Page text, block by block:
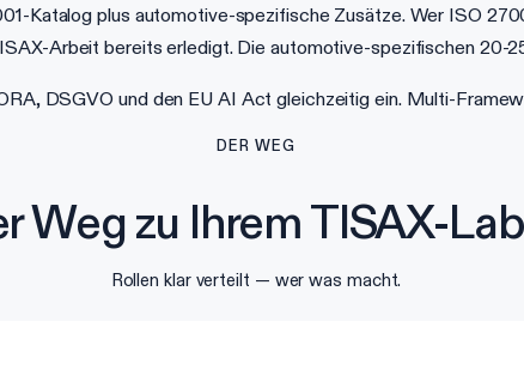
Katalog plus automotive-spezifische Zusätze. Wer ISO
Arbeit bereits erledigt. Die automotive-spezifischen 20-
DSGVO und den EU AI Act gleichzeitig ein. Multi-
DER WEG
Weg zu Ihrem TISAX-
Rollen klar verteilt — wer was macht.